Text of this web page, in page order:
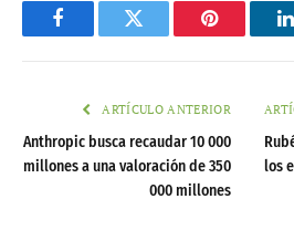
FacebookTwitter Pinterest
ARTÍCULO ANTERIOR
Anthropic busca recaudar 10 000
millones a una valoración de 350
000 millones
los